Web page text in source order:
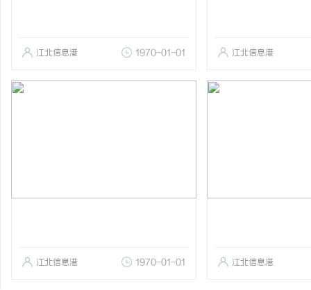
江北信息港 1970-01-01 江北信息港
江北信息港 1970-01-01 江北信息港